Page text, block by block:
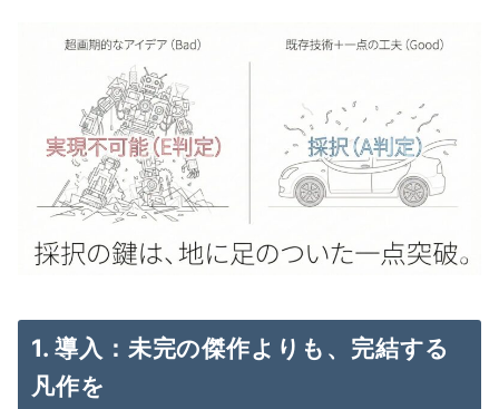
1. 導入：未完の傑作よりも、完結する
凡作を